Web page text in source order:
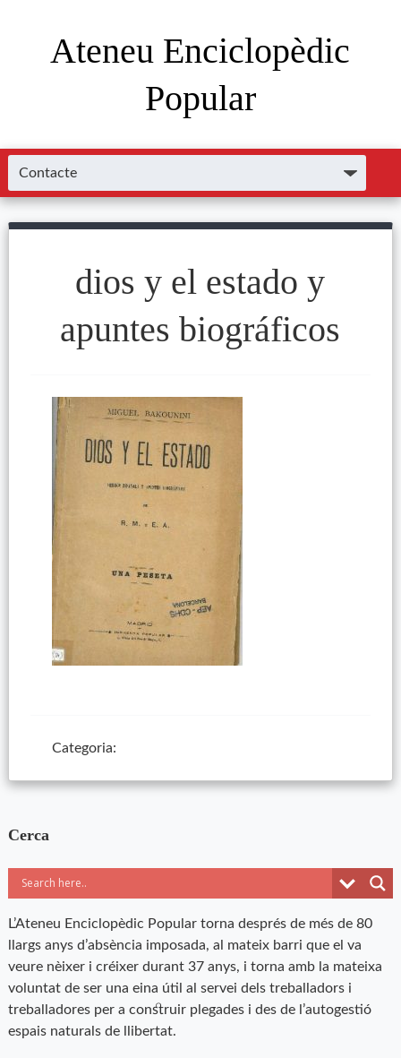
Ateneu Enciclopèdic
Popular
dios y el estado y
apuntes biográficos
Categoria:
Cerca
L’Ateneu Enciclopèdic Popular torna després de més de 80
llargs anys d’absència imposada, al mateix barri que el va
veure nèixer i créixer durant 37 anys, i torna amb la mateixa
voluntat de ser una eina útil al servei dels treballadors i
treballadores per a construir plegades i des de l’autogestió
espais naturals de llibertat.